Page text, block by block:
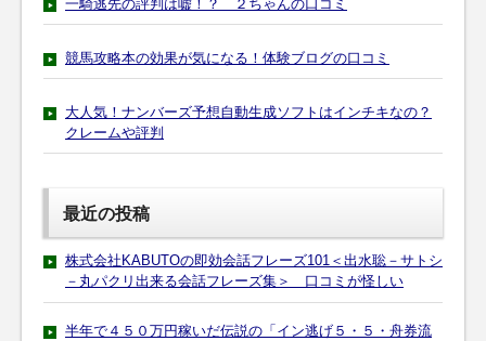
一騎逃先の評判は嘘！？ ２ちゃんの口コミ
競馬攻略本の効果が気になる！体験ブログの口コミ
大人気！ナンバーズ予想自動生成ソフトはインチキなの？
クレームや評判
最近の投稿
株式会社KABUTOの即効会話フレーズ101＜出水聡－サトシ
－丸パクリ出来る会話フレーズ集＞ 口コミが怪しい
半年で４５０万円稼いだ伝説の「イン逃げ５・５・舟券流